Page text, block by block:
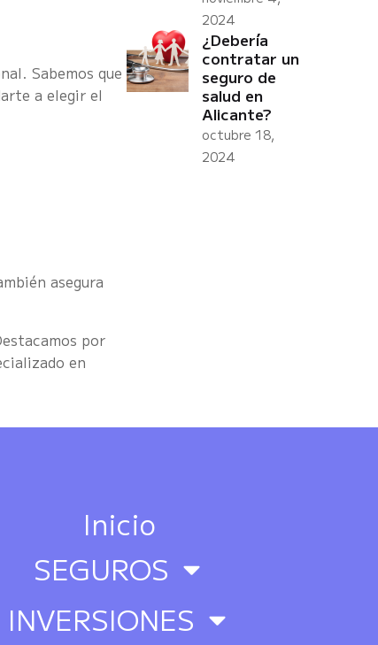
Sabemos que
a elegir el
asegura
por
en
2024
¿Debería
contratar un
seguro de
salud en
Alicante?
octubre 18,
2024
Inicio
SEGUROS
INVERSIONES